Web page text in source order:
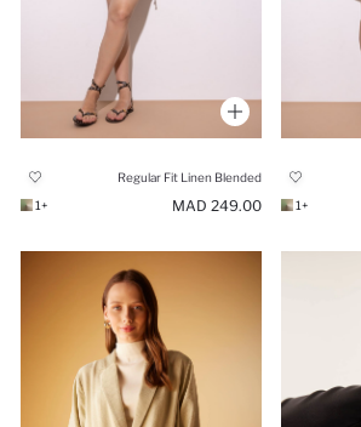
+1
Regular Fit Linen Blended
249.00 MAD
+1